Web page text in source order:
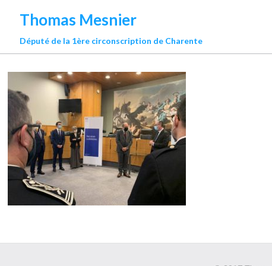
Thomas Mesnier
Député de la 1ère circonscription de Charente